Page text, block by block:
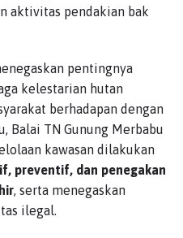
aktivitas pendakian bak
pentingnya
kelestarian hutan
berhadapan dengan
Balai TN Gunung Merbabu
kawasan dilakukan
preventif, dan penegakan
, serta menegaskan
ilegal.